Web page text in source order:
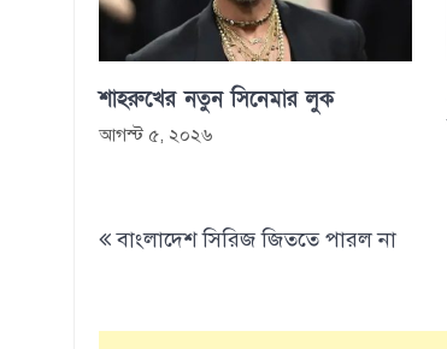
শাহরুখের নতুন সিনেমার লুক
আগস্ট ৫, ২০২৬
navigation
বাংলাদেশ সিরিজ জিততে পারল না